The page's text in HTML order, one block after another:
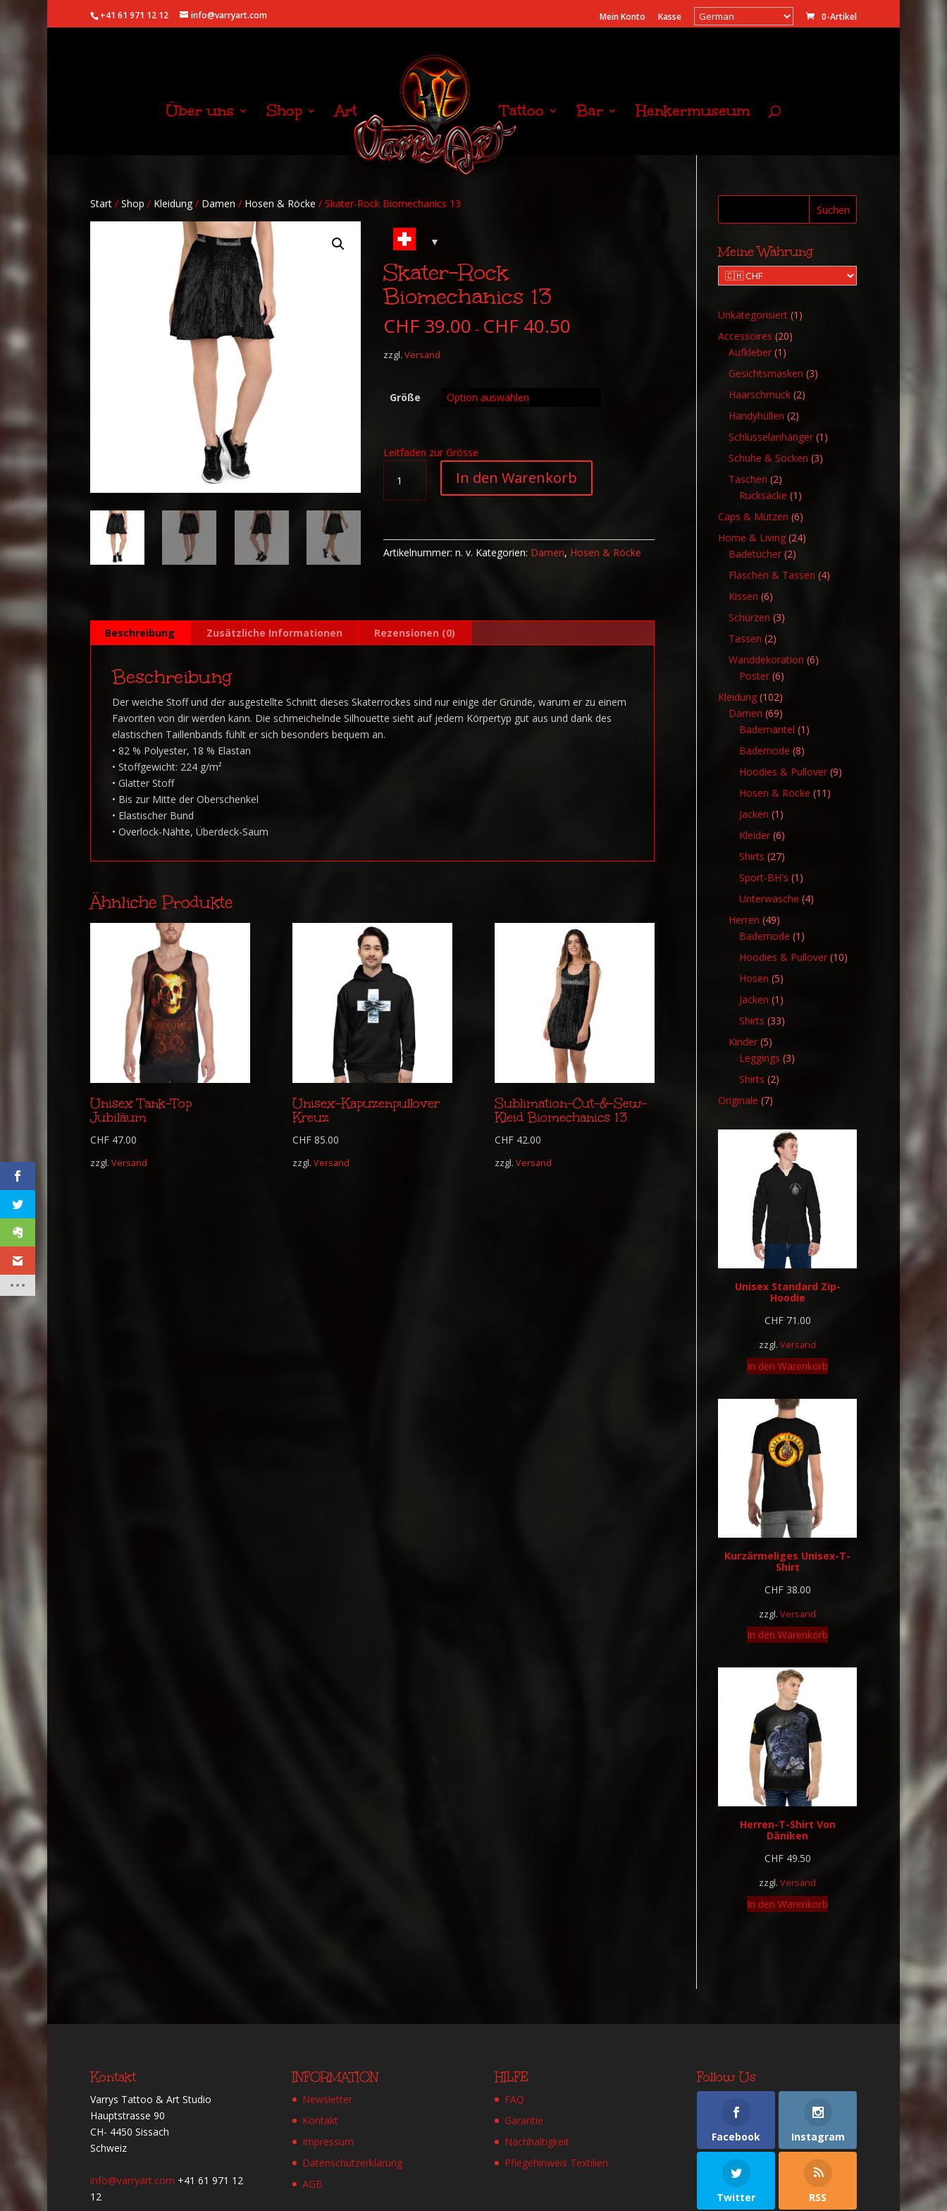
+41 61 971 12 12 info@varryart.com Mein Konto Kasse 0-Artikel
Über uns Shop Art Tattoo Bar Henkermuseum
Start/ Shop / Kleidung/ Damen / Hosen & Röcke / Skater-Rock Biomechanics 13
Skater-Rock
Biomechanics 13
CHF 39.00 – CHF 40.50
zzgl.Versand
Größe
Leitfaden zur Grösse
Rock
Biomechanics
In den Warenkorb
n
:
Artikelnummer:n. v. Kategorien: Damen, Hosen & Röcke
Beschreibung Zusätzliche Informationen Rezensionen (0)
Beschreibung
Der weiche Stoff und der ausgestellte Schnitt dieses Skaterrockes sind nur einige der Gründe, warum er zu einem
Favoriten von dir werden kann. Die schmeichelnde Silhouette sieht auf jedem Körpertyp gut aus und dank des
elastischen Taillenbands fühlt er sich besonders bequem an.
• 82 % Polyester, 18 % Elastan
• Stoffgewicht: 224 g/m²
• Glatter Stoff
• Bis zur Mitte der Oberschenkel
• Elastischer Bund
• Overlock-Nähte, Überdeck-Saum
Ähnliche Produkte
Unisex Tank-Top
Jubiläum
CHF47.00
zzgl. Versand
Unisex-Kapuzenpullover
Kreuz
CHF85.00
zzgl. Versand
Sublimation-Cut-&-Sew-
Kleid Biomechanics 13
CHF42.00
zzgl. Versand
Suchen
Meine Währung
Unkategorisiert 1 1
Accessoires 2020
Aufkleber 1 1
Produkt
Gesichtsmasken 33
Haarschmuck 22
Handyhüllen 22
Produkte
Schlüsselanhänger 1 1
Schuhe & Socken 33
Taschen 22
Produkte
Rucksäcke 1 1
Produkt
Caps & Mützen 66
Produkte
Home & Living 2424
Badetücher 22
Produkte
Flaschen & Tassen 44
Kissen 66
Produkte
Schürzen 33
Tassen 22
Produkte
Wanddekoration 66
Poster 66
Produkte
Kleidung 102102
Produkte
Damen 6969
Produkte
Bademäntel 1 1
Bademode 88
Produkte
Hoodies & Pullover 99
Hosen & Röcke 11 11
Jacken 1 1
Produkt
Kleider 66
Produkte
Shirts 2727
Produkte
Sport-BH's 1 1
Produkt
Unterwäsche 44
Herren 4949
Produkte
Bademode 1 1
Produkt
Hoodies & Pullover 1010
Hosen 55
Produkte
Jacken 1 1
Produkt
Shirts 3333
Kinder 55
Produkte
Leggings 33
Shirts 22
Originale 77
Unisex Standard Zip-
Hoodie
CHF71.00
zzgl.Versand
In den Warenkorb
Kurzärmeliges Unisex-T-
Shirt
CHF38.00
zzgl.Versand
In den Warenkorb
Herren-T-Shirt Von
Däniken
CHF49.50
zzgl.Versand
In den Warenkorb
Kontakt
Varrys Tattoo & Art Studio
Hauptstrasse 90
CH- 4450 Sissach
Schweiz
info@varryart.com +41 61 971 12
12
INFORMATION
Newsletter
Kontakt
Impressum
Datenschutzerklärung
AGB
HILFE
FAQ
Garantie
Nachhaltigkeit
Pflegehinweis Textilien
Follow Us
Facebook Instagram
Twitter RSS